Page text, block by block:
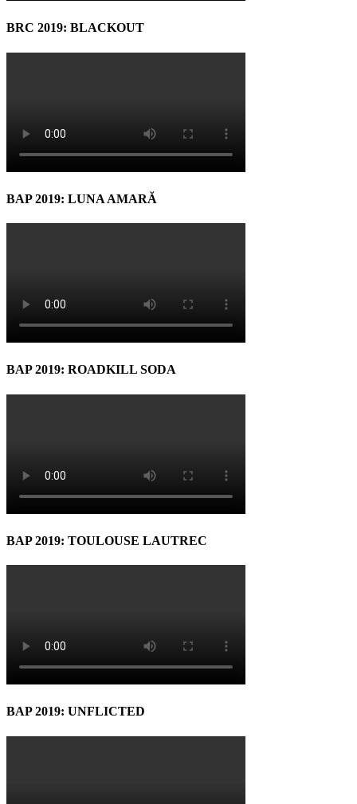
BRC 2019: BLACKOUT
BAP 2019: LUNA AMARĂ
BAP 2019: ROADKILL SODA
BAP 2019: TOULOUSE LAUTREC
BAP 2019: UNFLICTED